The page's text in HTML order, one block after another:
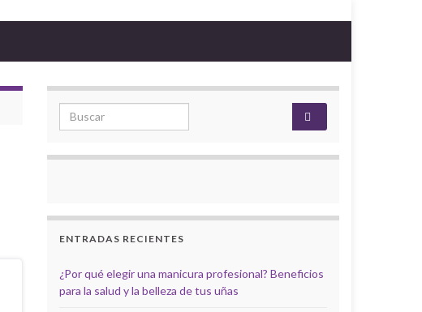
Search for:
ENTRADAS RECIENTES
¿Por qué elegir una manicura profesional? Beneficios
para la salud y la belleza de tus uñas